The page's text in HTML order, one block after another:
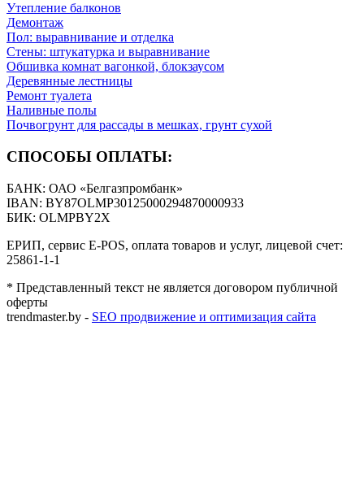
Утепление балконов
Демонтаж
Пол: выравнивание и отделка
Стены: штукатурка и выравнивание
Обшивка комнат вагонкой, блокзаусом
Деревянные лестницы
Ремонт туалета
Наливные полы
Почвогрунт для рассады в мешках, грунт сухой
СПОСОБЫ ОПЛАТЫ:
БАНК: ОАО «Белгазпромбанк»
IBAN: BY87OLMP30125000294870000933
БИК: OLMPBY2X
ЕРИП, сервис E-POS, оплата товаров и услуг, лицевой счет:
25861-1-1
* Представленный текст не является договором публичной
оферты
trendmaster.by - SEO продвижение и оптимизация сайта